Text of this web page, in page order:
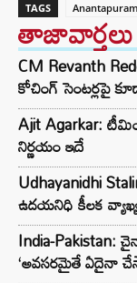
TAGS Anantapuram
తాజావార్తలు
CM Revanth
కోచింగ్ సెంటర్లపై
Ajit Agarkar:
నిర్ణయం ఇదే
Udhayanidhi
ఉదయనిధి కీలక
India-Pakistan:
‘అవసరమైతే ఏదైనా